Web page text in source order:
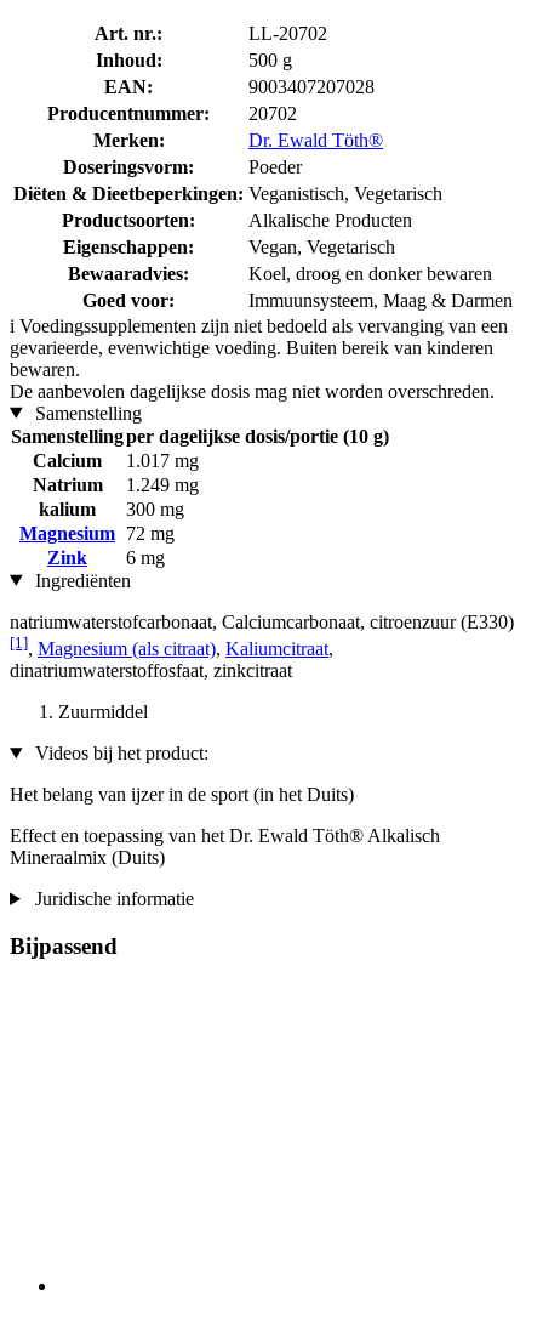
Art. nr.:
LL-20702
Inhoud:
500 g
EAN:
9003407207028
Producentnummer:
20702
Merken:
Dr. Ewald Töth®
Doseringsvorm:
Poeder
Diëten & Dieetbeperkingen: Veganistisch, Vegetarisch
Productsoorten:
Alkalische Producten
Eigenschappen:
Vegan, Vegetarisch
Bewaaradvies:
Koel, droog en donker bewaren
Goed voor:
Immuunsysteem, Maag & Darmen
i Voedingssupplementen zijn niet bedoeld als vervanging van een
gevarieerde, evenwichtige voeding. Buiten bereik van kinderen
bewaren.
De aanbevolen dagelijkse dosis mag niet worden overschreden.
Samenstelling
Samenstellingper dagelijkse dosis/portie (10 g)
Calcium
1.017 mg
Natrium
1.249 mg
kalium
300 mg
Magnesium 72 mg
Zink
6 mg
Ingrediënten
natriumwaterstofcarbonaat, Calciumcarbonaat, citroenzuur (E330)
[1], Magnesium (als citraat), Kaliumcitraat,
dinatriumwaterstoffosfaat, zinkcitraat
Zuurmiddel
Videos bij het product:
Het belang van ijzer in de sport (in het Duits)
Effect en toepassing van het Dr. Ewald Töth® Alkalisch
Mineraalmix (Duits)
Juridische informatie
Bijpassend